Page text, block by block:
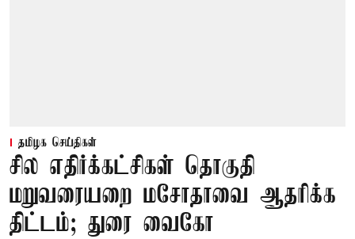
தமிழக செய்திகள்
சில எதிர்க்கட்சிகள் தொகுதி
மறுவரையறை மசோதாவை ஆதரிக்க
திட்டம்; துரை வைகோ